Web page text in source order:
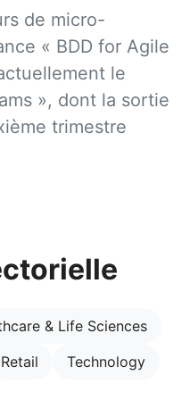
de micro-
« BDD for Agile
le
», dont la sortie
trimestre
& Life Sciences
Retail
Technology